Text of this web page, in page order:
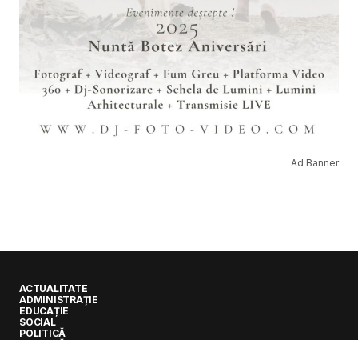
Ad Banner
ACTUALITATE
ADMINISTRAȚIE
EDUCAȚIE
SOCIAL
POLITICĂ